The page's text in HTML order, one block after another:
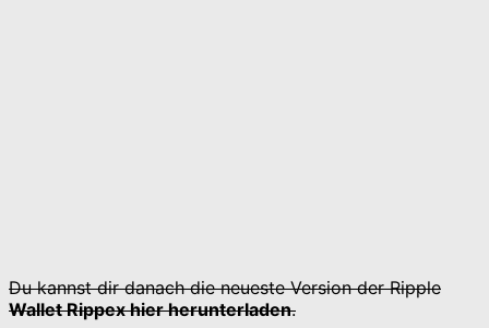
Du kannst dir danach die neueste Version der Ripple
Wallet Rippex hier herunterladen.